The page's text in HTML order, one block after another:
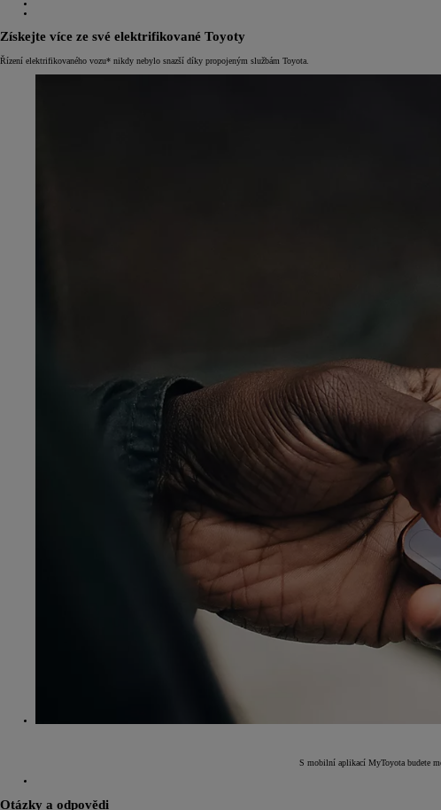
Získejte více ze své elektrifikované Toyoty
Řízení elektrifikovaného vozu* nikdy nebylo snazší díky propojeným službám Toyota.
S mobilní aplikací MyToyota budete
Otázky a odpovědi